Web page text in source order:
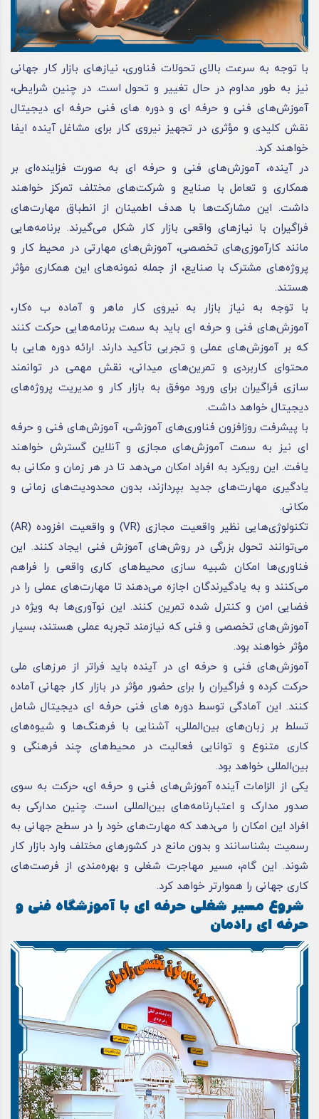
با توجه به سرعت بالای تحولات فناوری، نیازهای بازار کار جهانی
نیز به طور مداوم در حال تغییر و تحول است. در چنین شرایطی،
آموزش‌های فنی و حرفه ای و دوره های فنی حرفه ای دیجیتال
نقش کلیدی و مؤثری در تجهیز نیروی کار برای مشاغل آینده ایفا
خواهند کرد.
در آینده، آموزش‌های فنی و حرفه ای به صورت فزاینده‌ای بر
همکاری و تعامل با صنایع و شرکت‌های مختلف تمرکز خواهند
داشت. این مشارکت‌ها با هدف اطمینان از انطباق مهارت‌های
فراگیران با نیازهای واقعی بازار کار شکل می‌گیرند. برنامه‌هایی
مانند کارآموزی‌های تخصصی، آموزش‌های مهارتی در محیط کار و
پروژه‌های مشترک با صنایع، از جمله نمونه‌های این همکاری مؤثر
هستند.
با توجه به نیاز بازار به نیروی کار ماهر و آماده ب ه‌کار،
آموزش‌های فنی و حرفه ای باید به سمت برنامه‌هایی حرکت کنند
که بر آموزش‌های عملی و تجربی تأکید دارند. ارائه‌ دوره هایی با
محتوای کاربردی و تمرین‌های میدانی، نقش مهمی در توانمند
سازی فراگیران برای ورود موفق به بازار کار و مدیریت پروژه‌های
دیجیتال خواهد داشت.
با پیشرفت روزافزون فناوری‌های آموزشی، آموزش‌های فنی و حرفه
ای نیز به سمت آموزش‌های مجازی و آنلاین گسترش خواهند
یافت. این رویکرد به افراد امکان می‌دهد تا در هر زمان و مکانی به
یادگیری مهارت‌های جدید بپردازند، بدون محدودیت‌های زمانی و
مکانی.
تکنولوژی‌هایی نظیر واقعیت مجازی (VR) و واقعیت افزوده (AR)
می‌توانند تحول بزرگی در روش‌های آموزش فنی ایجاد کنند. این
فناوری‌ها امکان شبیه سازی محیط‌های کاری واقعی را فراهم
می‌کنند و به یادگیرندگان اجازه می‌دهند تا مهارت‌های عملی را در
فضایی امن و کنترل شده تمرین کنند. این نوآوری‌ها به ویژه در
آموزش‌های تخصصی و فنی که نیازمند تجربه عملی هستند، بسیار
مؤثر خواهند بود.
آموزش‌های فنی و حرفه ای در آینده باید فراتر از مرزهای ملی
حرکت کرده و فراگیران را برای حضور مؤثر در بازار کار جهانی آماده
کنند. این آمادگی توسط دوره های فنی حرفه ای دیجیتال شامل
تسلط بر زبان‌های بین‌المللی، آشنایی با فرهنگ‌ها و شیوه‌های
کاری متنوع و توانایی فعالیت در محیط‌های چند فرهنگی و
بین‌المللی خواهد بود.
یکی از الزامات آینده آموزش‌های فنی و حرفه ای، حرکت به سوی
صدور مدارک و اعتبارنامه‌های بین‌المللی است. چنین مدارکی به
افراد این امکان را می‌دهد که مهارت‌های خود را در سطح جهانی به
رسمیت بشناسانند و بدون مانع در کشورهای مختلف وارد بازار کار
شوند. این گام، مسیر مهاجرت شغلی و بهره‌مندی از فرصت‌های
کاری جهانی را هموارتر خواهد کرد.
شروع مسیر شغلی حرفه ای با آموزشگاه فنی و
حرفه ای رادمان